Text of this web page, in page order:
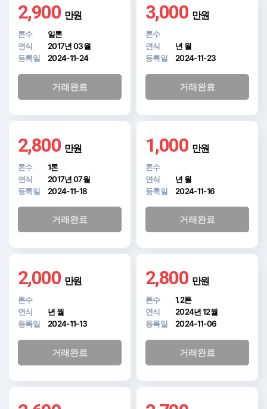
2,900 만원
톤수
일톤
연식
2017년 03월
등록일
2024-11-24
거래완료
3,000 만원
톤수
연식
년 월
등록일
2024-11-23
거래완료
2,800 만원
톤수
1톤
연식
2017년 07월
등록일
2024-11-18
거래완료
1,000 만원
톤수
연식
년 월
등록일
2024-11-16
거래완료
2,000 만원
톤수
연식
년 월
등록일
2024-11-13
거래완료
2,800 만원
톤수
1.2톤
연식
2024년 12월
등록일
2024-11-06
거래완료